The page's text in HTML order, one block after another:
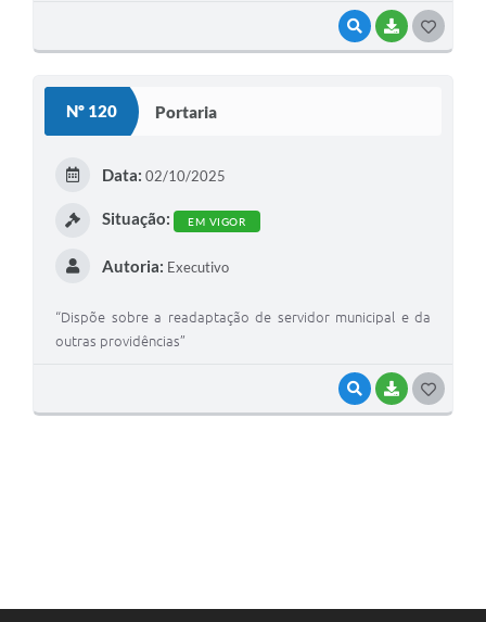
VISUALIZAR
BAIXAR
Nº 120 Portaria
VISUALIZAR
BAIXAR
Data: 02/10/2025
Situação: EM VIGOR
Autoria: Executivo
“Dispõe sobre a readaptação de servidor municipal e da
outras providências”